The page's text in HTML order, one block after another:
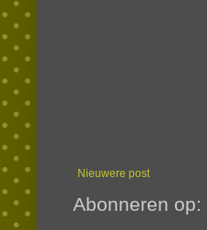
Nieuwere post
Abonneren op: